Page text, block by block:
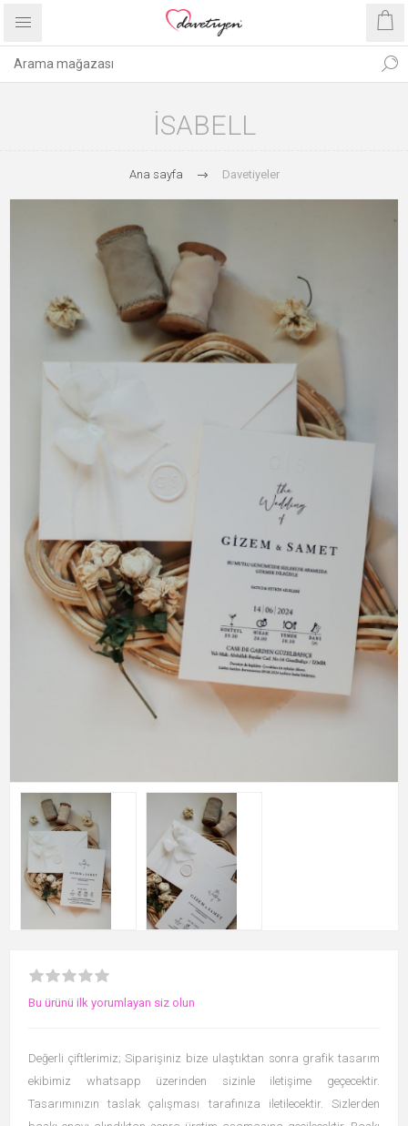
ISABELL
Ana sayfa Davetiyeler
Bu ürünü ilk yorumlayan siz olun
Değerli çiftlerimiz; Siparişiniz bize ulaştıktan sonra grafik tasarım
ekibimiz whatsapp üzerinden sizinle iletişime geçecektir.
Tasarımınızın taslak çalışması tarafınıza iletilecektir. Sizlerden